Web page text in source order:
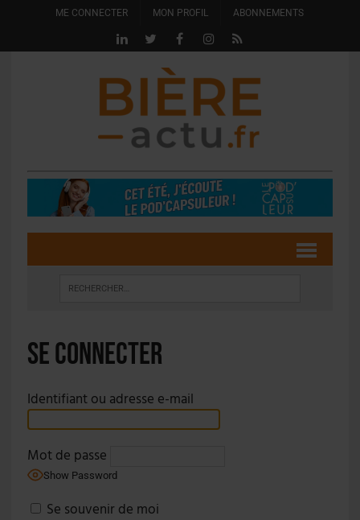
ME CONNECTER MON PROFIL ABONNEMENTS
Se connecter
Identifiant ou adresse e-mail
Mot de passe
Show Password
Se souvenir de moi